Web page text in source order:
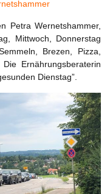
Petra Wernetshammer,
Mittwoch, Donnerstag
Brezen, Pizza,
Ernährungsberaterin
Dienstag”.